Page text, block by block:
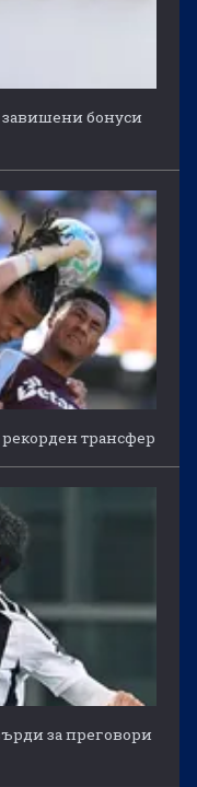
бонуси
трансфер
за преговори